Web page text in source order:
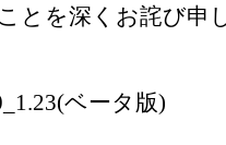
とを深くお詫び申
ベータ版)